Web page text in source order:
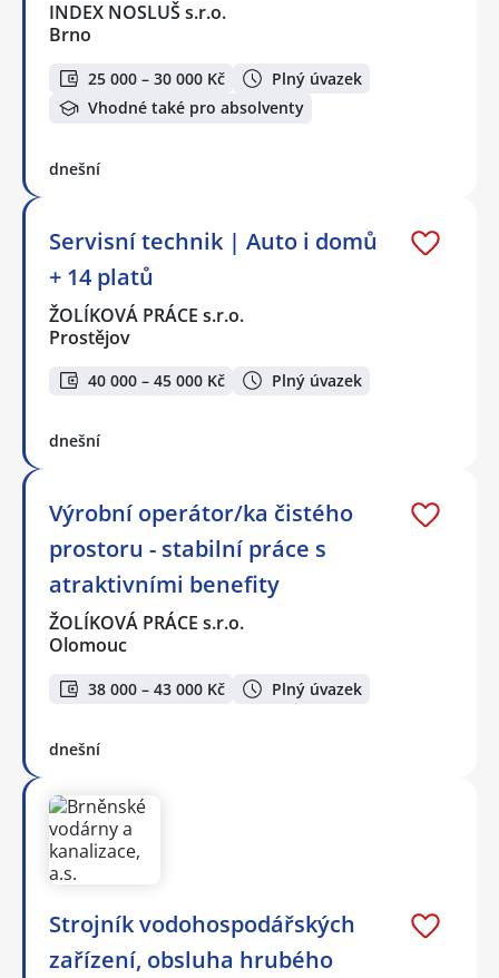
INDEX NOSLUŠ s.r.o.
Brno
25 000 – 30 000 Kč
Plný úvazek
Vhodné také pro absolventy
dnešní
Servisní technik | Auto i domů
+ 14 platů
ŽOLÍKOVÁ PRÁCE s.r.o.
Prostějov
40 000 – 45 000 Kč Plný úvazek
dnešní
Výrobní operátor/ka čistého
prostoru - stabilní práce s
atraktivními benefity
ŽOLÍKOVÁ PRÁCE s.r.o.
Olomouc
38 000 – 43 000 Kč Plný úvazek
dnešní
Strojník vodohospodářských
zařízení, obsluha hrubého